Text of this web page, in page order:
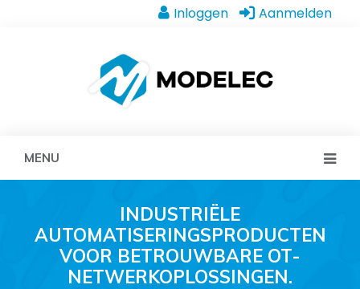
Inloggen Aanmelden
MENU
INDUSTRIËLE
AUTOMATISERINGSPRODUCTEN
VOOR BETROUWBARE OT-
NETWERKOPLOSSINGEN.